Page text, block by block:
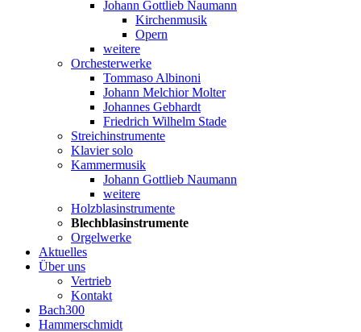
Johann Gottlieb Naumann
Kirchenmusik
Opern
weitere
Orchesterwerke
Tommaso Albinoni
Johann Melchior Molter
Johannes Gebhardt
Friedrich Wilhelm Stade
Streichinstrumente
Klavier solo
Kammermusik
Johann Gottlieb Naumann
weitere
Holzblasinstrumente
Blechblasinstrumente
Orgelwerke
Aktuelles
Über uns
Vertrieb
Kontakt
Bach300
Hammerschmidt